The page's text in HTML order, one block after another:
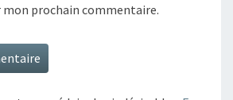
prochain commentaire.